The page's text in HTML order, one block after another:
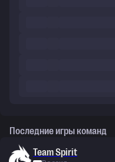
Последние игры команд
Team Spirit